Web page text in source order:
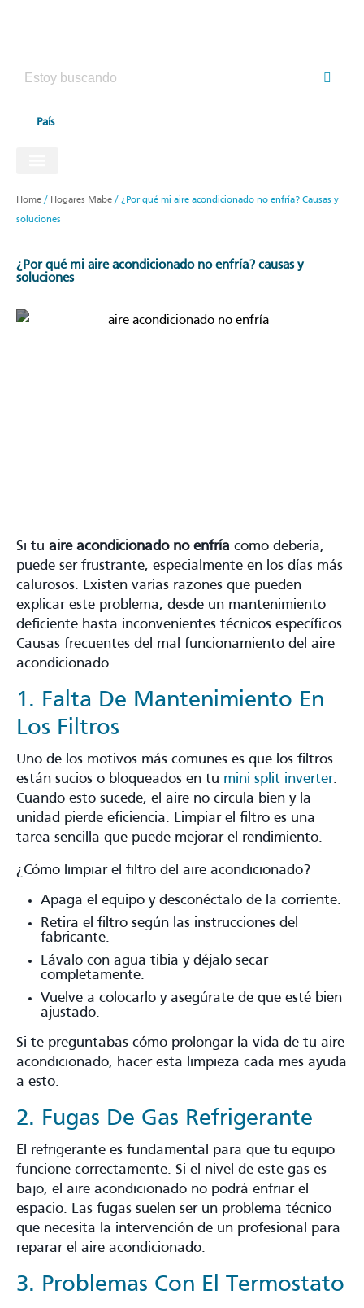
País
Home / Hogares Mabe / ¿Por qué mi aire acondicionado no enfría? Causas y
soluciones
¿por qué mi aire acondicionado no enfría? causas y
soluciones
Si tu aire acondicionado no enfría como debería,
puede ser frustrante, especialmente en los días más
calurosos. Existen varias razones que pueden
explicar este problema, desde un mantenimiento
deficiente hasta inconvenientes técnicos específicos.
Causas frecuentes del mal funcionamiento del aire
acondicionado.
1. Falta De Mantenimiento En
Los Filtros
Uno de los motivos más comunes es que los filtros
están sucios o bloqueados en tu mini split inverter.
Cuando esto sucede, el aire no circula bien y la
unidad pierde eficiencia. Limpiar el filtro es una
tarea sencilla que puede mejorar el rendimiento.
¿Cómo limpiar el filtro del aire acondicionado?
Apaga el equipo y desconéctalo de la corriente.
Retira el filtro según las instrucciones del
fabricante.
Lávalo con agua tibia y déjalo secar
completamente.
Vuelve a colocarlo y asegúrate de que esté bien
ajustado.
Si te preguntabas cómo prolongar la vida de tu aire
acondicionado, hacer esta limpieza cada mes ayuda
a esto.
2. Fugas De Gas Refrigerante
El refrigerante es fundamental para que tu equipo
funcione correctamente. Si el nivel de este gas es
bajo, el aire acondicionado no podrá enfriar el
espacio. Las fugas suelen ser un problema técnico
que necesita la intervención de un profesional para
reparar el aire acondicionado.
3. Problemas Con El Termostato